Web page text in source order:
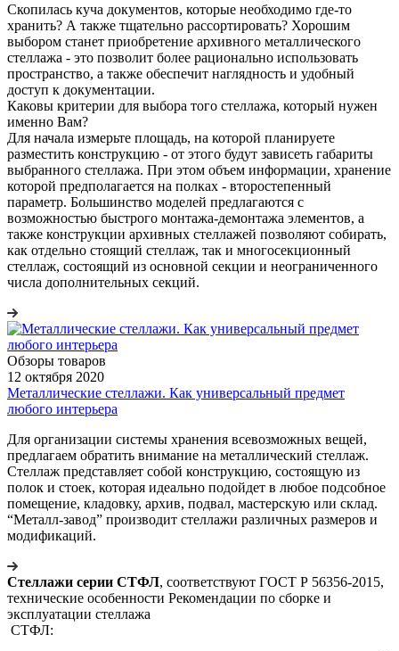
Скопилась куча документов, которые необходимо где-то
хранить? А также тщательно рассортировать? Хорошим
выбором станет приобретение архивного металлического
стеллажа - это позволит более рационально использовать
пространство, а также обеспечит наглядность и удобный
доступ к документации.
Каковы критерии для выбора того стеллажа, который нужен
именно Вам?
Для начала измерьте площадь, на которой планируете
разместить конструкцию - от этого будут зависеть габариты
выбранного стеллажа. При этом объем информации, хранение
которой предполагается на полках - второстепенный
параметр. Большинство моделей предлагаются с
возможностью быстрого монтажа-демонтажа элементов, а
также конструкции архивных стеллажей позволяют собирать,
как отдельно стоящий стеллаж, так и многосекционный
стеллаж, состоящий из основной секции и неограниченного
числа дополнительных секций.
Обзоры товаров
12 октября 2020
Металлические стеллажи. Как универсальный предмет
любого интерьера
Для организации системы хранения всевозможных вещей,
предлагаем обратить внимание на металлический стеллаж.
Стеллаж представляет собой конструкцию, состоящую из
полок и стоек, которая идеально подойдет в любое подсобное
помещение, кладовку, архив, подвал, мастерскую или склад.
“Металл-завод” производит стеллажи различных размеров и
модификаций.
Стеллажи серии СТФЛ, соответствуют ГОСТ Р 56356-2015,
технические особенности Рекомендации по сборке и
эксплуатации стеллажа
СТФЛ: